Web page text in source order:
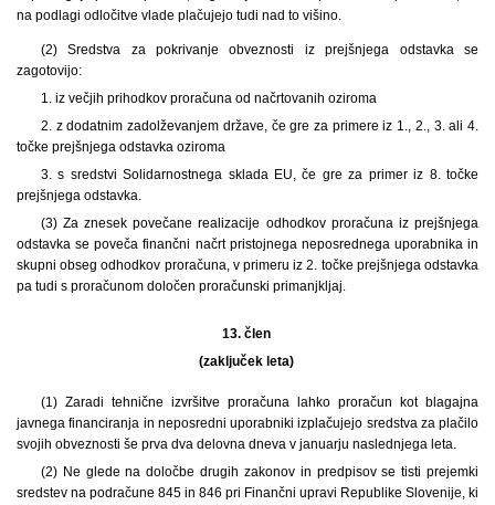
na podlagi odločitve vlade plačujejo tudi nad to višino.
(2) Sredstva za pokrivanje obveznosti iz prejšnjega odstavka se
zagotovijo:
1. iz večjih prihodkov proračuna od načrtovanih oziroma
2. z dodatnim zadolževanjem države, če gre za primere iz 1., 2., 3. ali 4.
točke prejšnjega odstavka oziroma
3. s sredstvi Solidarnostnega sklada EU, če gre za primer iz 8. točke
prejšnjega odstavka.
(3) Za znesek povečane realizacije odhodkov proračuna iz prejšnjega
odstavka se poveča finančni načrt pristojnega neposrednega uporabnika in
skupni obseg odhodkov proračuna, v primeru iz 2. točke prejšnjega odstavka
pa tudi s proračunom določen proračunski primanjkljaj.
13. člen
(zaključek leta)
(1) Zaradi tehnične izvršitve proračuna lahko proračun kot blagajna
javnega financiranja in neposredni uporabniki izplačujejo sredstva za plačilo
svojih obveznosti še prva dva delovna dneva v januarju naslednjega leta.
(2) Ne glede na določbe drugih zakonov in predpisov se tisti prejemki
sredstev na podračune 845 in 846 pri Finančni upravi Republike Slovenije, ki